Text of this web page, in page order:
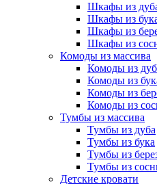
Шкафы из
Шкафы из
Шкафы из
Шкафы из
Комоды из массива
Комоды из
Комоды из
Комоды из
Комоды из
Тумбы из массива
Тумбы из дуба
Тумбы из бука
Тумбы из
Тумбы из
Детские кровати